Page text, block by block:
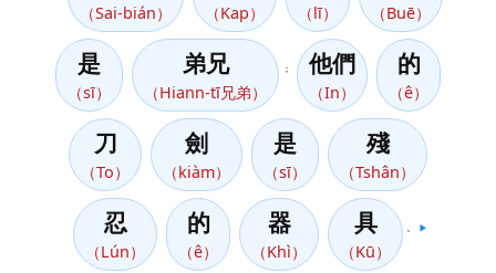
（Sai-bián） （Kap） （lī） （Buē）
是
（sī）
弟兄
（Hiann-tī兄弟）
； 他們
（In）
的
（ê）
刀
（To）
劍
（kiàm）
是
（sī）
殘
（Tshân）
忍
（Lún）
的
（ê）
器
（Khì）
具
（Kū）
▶️